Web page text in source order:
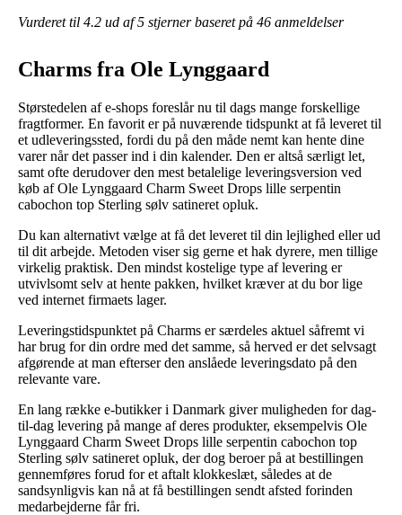
Vurderet til 4.2 ud af 5 stjerner baseret på 46 anmeldelser
Charms fra Ole Lynggaard
Størstedelen af e-shops foreslår nu til dags mange forskellige
fragtformer. En favorit er på nuværende tidspunkt at få leveret til
et udleveringssted, fordi du på den måde nemt kan hente dine
varer når det passer ind i din kalender. Den er altså særligt let,
samt ofte derudover den mest betalelige leveringsversion ved
køb af Ole Lynggaard Charm Sweet Drops lille serpentin
cabochon top Sterling sølv satineret opluk.
Du kan alternativt vælge at få det leveret til din lejlighed eller ud
til dit arbejde. Metoden viser sig gerne et hak dyrere, men tillige
virkelig praktisk. Den mindst kostelige type af levering er
utvivlsomt selv at hente pakken, hvilket kræver at du bor lige
ved internet firmaets lager.
Leveringstidspunktet på Charms er særdeles aktuel såfremt vi
har brug for din ordre med det samme, så herved er det selvsagt
afgørende at man efterser den anslåede leveringsdato på den
relevante vare.
En lang række e-butikker i Danmark giver muligheden for dag-
til-dag levering på mange af deres produkter, eksempelvis Ole
Lynggaard Charm Sweet Drops lille serpentin cabochon top
Sterling sølv satineret opluk, der dog beroer på at bestillingen
gennemføres forud for et aftalt klokkeslæt, således at de
sandsynligvis kan nå at få bestillingen sendt afsted forinden
medarbejderne får fri.